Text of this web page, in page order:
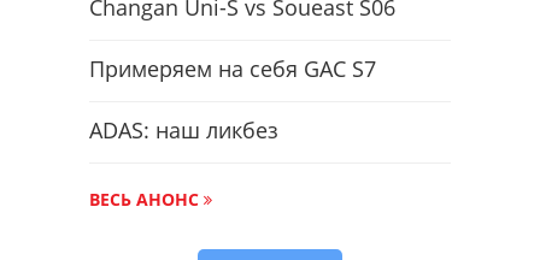
Changan Uni-S vs Soueast S06
Примеряем на себя GAC S7
ADAS: наш ликбез
ВЕСЬ АНОНС